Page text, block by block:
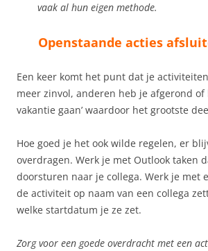
vaak al hun eigen methode.
Openstaande acties
Een keer komt het punt dat je
meer zinvol, anderen heb je afgerond of
vakantie gaan’ waardoor het grootste
Hoe goed je het ook wilde regelen, er
overdragen. Werk je met Outlook taken
doorsturen naar je collega. Werk je met
de activiteit op naam van een collega
welke startdatum je ze zet.
Zorg voor een goede overdracht met een